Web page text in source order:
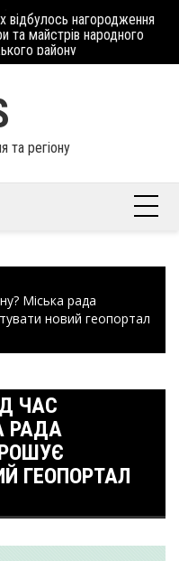
відбулось нагородження
та майстрів народного
району
та регіону
Міська рада
новий геопортал
ЧАС
РАДА
ГЕОПОРТАЛ